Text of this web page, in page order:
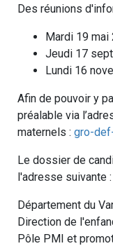
Des réunions
Mardi 19 mai
Jeudi 17
Lundi 16
Afin de pouvoir y
préalable via
maternels : gro-
Le dossier de
l'adresse suivante :
Département du
Direction de
Pôle PMI et